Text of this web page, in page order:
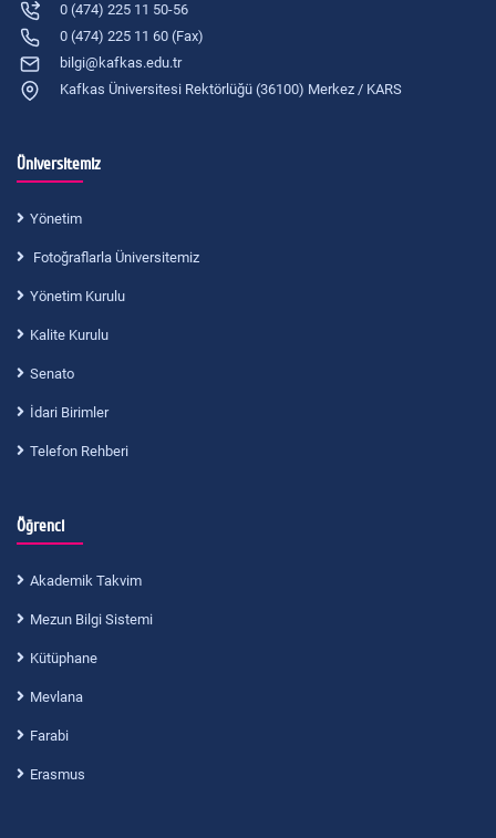
0 (474) 225 11 50-56
0 (474) 225 11 60 (Fax)
bilgi@kafkas.edu.tr
Kafkas Üniversitesi Rektörlüğü (36100) Merkez / KARS
Üniversitemiz
Yönetim
Fotoğraflarla Üniversitemiz
Yönetim Kurulu
Kalite Kurulu
Senato
İdari Birimler
Telefon Rehberi
Öğrenci
Akademik Takvim
Mezun Bilgi Sistemi
Kütüphane
Mevlana
Farabi
Erasmus